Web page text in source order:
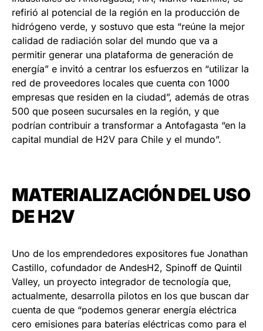
refirió al potencial de la región en la producción de
hidrógeno verde, y sostuvo que esta “reúne la mejor
calidad de radiación solar del mundo que va a
permitir generar una plataforma de generación de
energía” e invitó a centrar los esfuerzos en “utilizar la
red de proveedores locales que cuenta con 1000
empresas que residen en la ciudad”, además de otras
500 que poseen sucursales en la región, y que
podrían contribuir a transformar a Antofagasta “en la
capital mundial de H2V para Chile y el mundo”.
MATERIALIZACIÓN DEL USO
DE H2V
Uno de los emprendedores expositores fue Jonathan
Castillo, cofundador de AndesH2, Spinoff de Quintil
Valley, un proyecto integrador de tecnología que,
actualmente, desarrolla pilotos en los que buscan dar
cuenta de que “podemos generar energía eléctrica
cero emisiones para baterías eléctricas como para el